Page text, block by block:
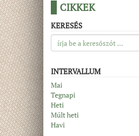
CIKKEK
KERESÉS
INTERVALLUM
Mai
Tegnapi
Heti
Múlt heti
Havi